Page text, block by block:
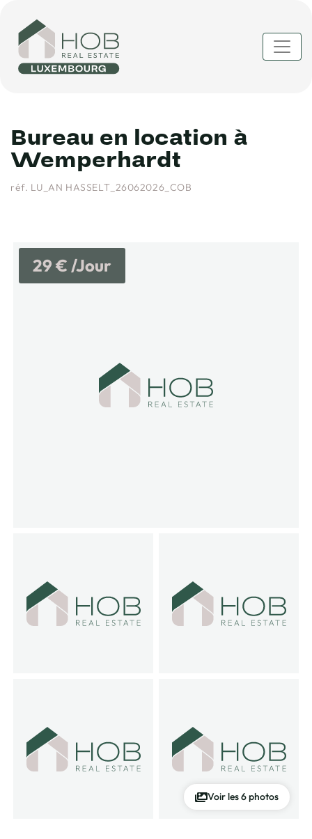
Bureau en location à
Wemperhardt
réf. LU_AN HASSELT_26062026_COB
29 € /Jour
Voir les 6 photos